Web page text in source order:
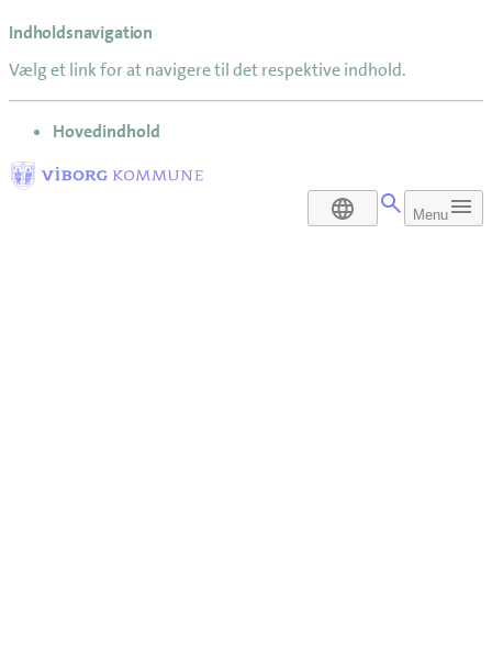
Indholdsnavigation
Vælg et link for at navigere til det respektive indhold.
gå til
Hovedindhold
DA Menu